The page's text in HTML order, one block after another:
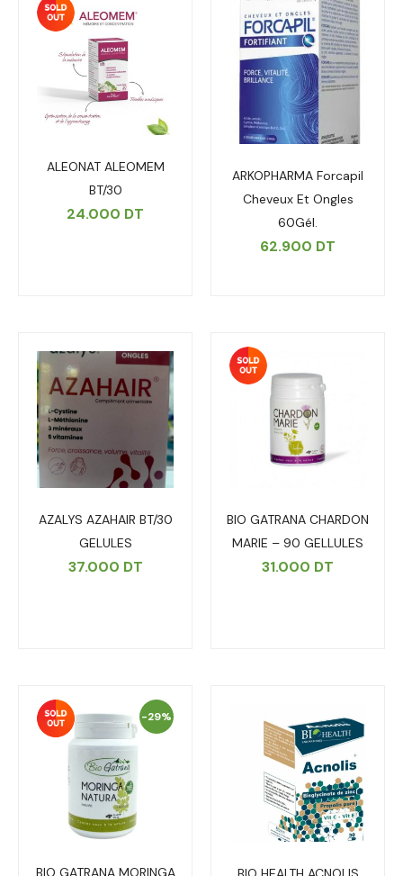
ALEONAT ALEOMEM
BT/30
24.000 DT
ARKOPHARMA Forcapil
Cheveux Et Ongles
60Gél.
62.900 DT
AZALYS AZAHAIR BT/30
GELULES
37.000 DT
BIO GATRANA CHARDON
MARIE – 90 GELLULES
31.000 DT
-29%
BIO GATRANA MORINGA